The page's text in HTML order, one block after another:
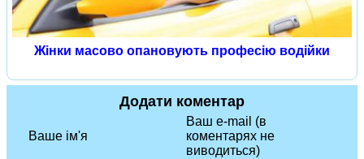
Жінки масово опановують професію водійки
Додати коментар
Ваше ім'я
Ваш e-mail (в
коментарях не
виводиться)